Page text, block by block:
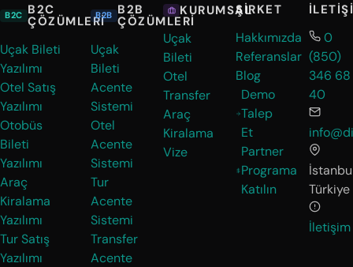
B2C B2C
ÇÖZÜMLERI
Uçak Bileti
Yazılımı
Otel Satış
Yazılımı
Otobüs
Bileti
Yazılımı
Araç
Kiralama
Yazılımı
Tur Satış
Yazılımı
B2B B2B
ÇÖZÜMLERI
Uçak
Bileti
Acente
Sistemi
Otel
Acente
Sistemi
Tur
Acente
Sistemi
Transfer
Acente
KURUMSAL
Uçak
Bileti
Otel
Transfer
Araç
Kiralama
Vize
ŞIRKET
Hakkımızda
Referanslar
Blog
Demo
Talep
Et
Partner
Programa
Katılın
0
(850)
346 68
40
Türkiye
İletişim